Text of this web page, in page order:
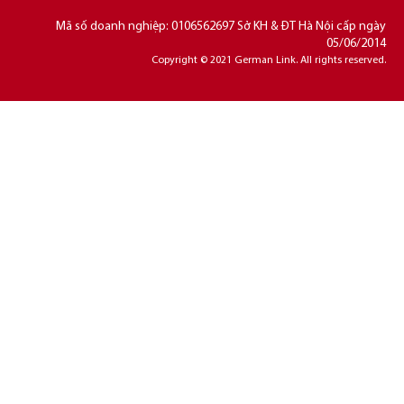
Mã số doanh nghiệp: 0106562697 Sở KH & ĐT Hà Nội cấp ngày
05/06/2014
Copyright © 2021 German Link. All rights reserved.